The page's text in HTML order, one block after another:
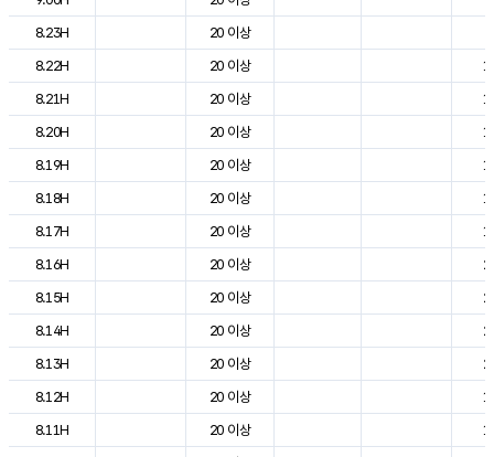
8.23H
20 이상
8.22H
20 이상
8.21H
20 이상
8.20H
20 이상
8.19H
20 이상
8.18H
20 이상
8.17H
20 이상
8.16H
20 이상
8.15H
20 이상
8.14H
20 이상
8.13H
20 이상
8.12H
20 이상
8.11H
20 이상